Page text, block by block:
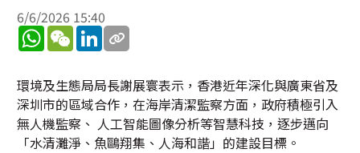
6/6/2026 15:40
WhatsApp
WeChatLinkedIn
環境及生態局局長謝展寰表示，香港近年深化與廣東省及
深圳市的區域合作，在海岸清潔監察方面，政府積極引入
無人機監察、 人工智能圖像分析等智慧科技，逐步邁向
「水清灘淨、魚鷗翔集、人海和諧」的建設目標。